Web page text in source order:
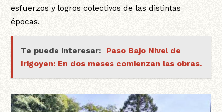
esfuerzos y logros colectivos de las distintas
épocas.
Te puede interesar:
Paso Bajo Nivel de
Irigoyen: En dos meses comienzan las obras.